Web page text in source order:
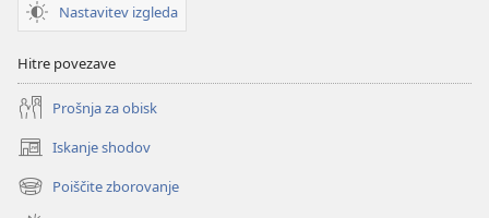
Nastavitev izgleda
Hitre povezave
Prošnja za obisk
Iskanje shodov
(odpre
novo
okno)
Poiščite zborovanje
(odpre